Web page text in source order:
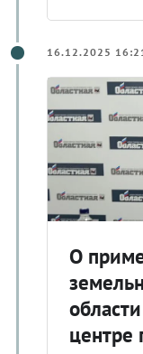
16.12.2025
О
центре